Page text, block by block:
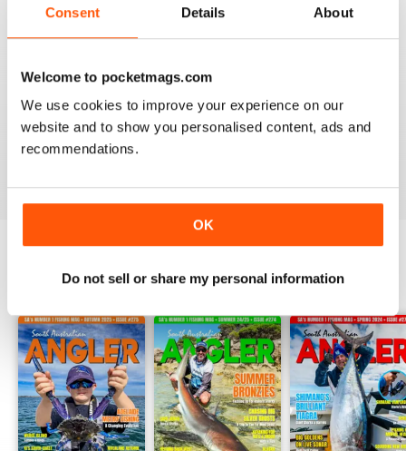
Consent Details About
Welcome to pocketmags.com
We use cookies to improve your experience on our
website and to show you personalised content, ads and
recommendations.
OK
Do not sell or share my personal information
SOUTH AUSTRALIAN ANGLER (SA ANGLER)
I would love to have a few articles published on the
south east of our state. The fishing down there is
exceptional.
EDIZIONI INDIETRO Visualizza tutti